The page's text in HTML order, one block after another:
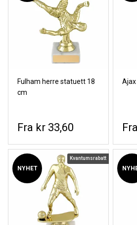
Fulham herre statuett 18
cm
kr 33,60
NYHET
Kvantumsrabatt